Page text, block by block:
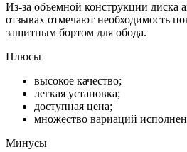
Из-за объемной конструкции диска
отзывах отмечают необходимость
защитным бортом для обода.
Плюсы
высокое качество;
легкая установка;
доступная цена;
множество вариаций
Минусы